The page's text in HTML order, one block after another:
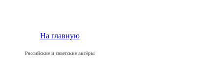
На главную
Российские и советские актёры